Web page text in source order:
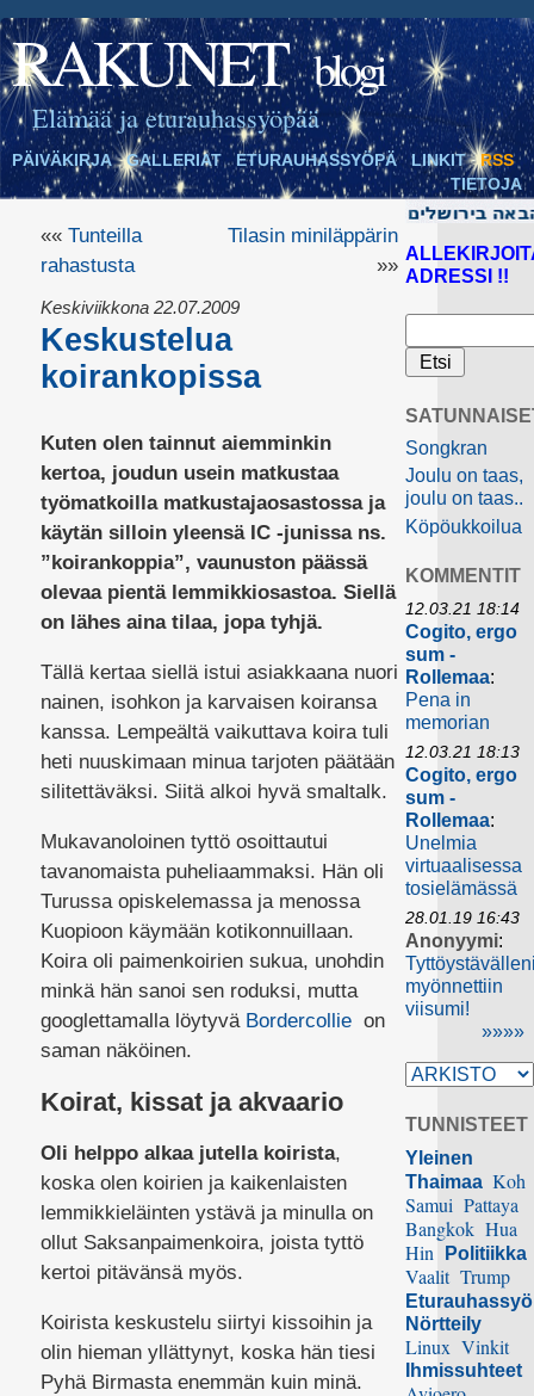
RAKUNET blogi
Elämää ja eturauhassyöpää
PÄIVÄKIRJA GALLERIAT ETURAUHASSYÖPÄ LINKIT
RSS
TIETOJA
«« Tunteilla
rahastusta
Tilasin miniläppärin
»»
Keskiviikkona 22.07.2009
Keskustelua
koirankopissa
Kuten olen tainnut aiemminkin
kertoa, joudun usein matkustaa
työmatkoilla matkustajaosastossa ja
käytän silloin yleensä IC -junissa ns.
”koirankoppia”, vaunuston päässä
olevaa pientä lemmikkiosastoa. Siellä
on lähes aina tilaa, jopa tyhjä.
Tällä kertaa siellä istui asiakkaana nuori
nainen, isohkon ja karvaisen koiransa
kanssa. Lempeältä vaikuttava koira tuli
heti nuuskimaan minua tarjoten päätään
silitettäväksi. Siitä alkoi hyvä smaltalk.
Mukavanoloinen tyttö osoittautui
tavanomaista puheliaammaksi. Hän oli
Turussa opiskelemassa ja menossa
Kuopioon käymään kotikonnuillaan.
Koira oli paimenkoirien sukua, unohdin
minkä hän sanoi sen roduksi, mutta
googlettamalla löytyvä Bordercollieon
saman näköinen.
Koirat, kissat ja akvaario
Oli helppo alkaa jutella koirista,
koska olen koirien ja kaikenlaisten
lemmikkieläinten ystävä ja minulla on
ollut Saksanpaimenkoira, joista tyttö
kertoi pitävänsä myös.
Koirista keskustelu siirtyi kissoihin ja
olin hieman yllättynyt, koska hän tiesi
Pyhä Birmasta enemmän kuin minä.
ADRESSI !!
Songkran
Joulu on taas,
joulu on taas..
Köpöukkoilua
KOMMENTIT
12.03.21 18:14
Cogito, ergo
sum -
Rollemaa:
Pena in
memorian
12.03.21 18:13
Cogito, ergo
sum -
Rollemaa:
Unelmia
virtuaalisessa
tosielämässä
28.01.19 16:43
Anonyymi:
myönnettiin
viisumi!
»»»»
TUNNISTEET
Yleinen
Thaimaa Koh
Samui Pattaya
Bangkok Hua
Hin
Politiikka
Vaalit Trump
Nörtteily
Linux Vinkit
Ihmissuhteet